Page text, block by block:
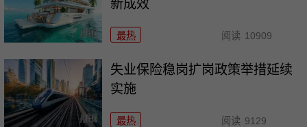
新成效
最热 阅读 10909
失业保险稳岗扩岗政策举措延续
实施
最热 阅读 9129